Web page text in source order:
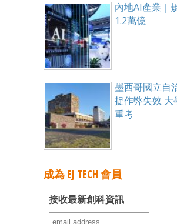
內地AI產業｜
1.2萬億
墨西哥國立自
捉作弊失效 大
重考
成為 EJ TECH 會員
接收最新創科資訊